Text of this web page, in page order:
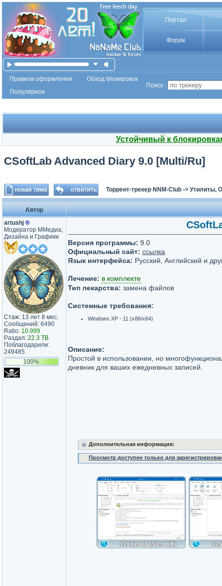
Портал
Форум
Правила оформления
Обход блокировок
Популярное
Поиск :
Устойчивый к
CSoftLab Advanced Diary 9.0 [Multi/Ru]
Торрент-трекер NNM-Club -> Утилиты,
Автор
artushj ®
Модератор ММедиа,
Дизайна и Графики
Стаж: 13 лет 8 мес.
Сообщений: 6490
Ratio: 10.999
Раздал: 22.3 TB
Поблагодарили:
249485
100%
Версия программы: 9.0
Официальный сайт: ссылка
Язык интерфейса: Русский, Английский и
Лечение: в комплекте
Тип лекарства: замена файлов
Системные требования:
Windows XP - 11 (x86/x64)
Описание:
Простой в использовании, но
дневник для ваших ежедневных записей.
Дополнительная информация:
Просмотр доступен только для